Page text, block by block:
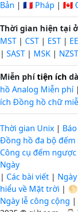
Bản | 🇫🇷 Pháp | 🇨🇦
Thời gian hiện tại
MST | CST | EST |
| SAST | MSK | NZST
Miễn phítiện ích
hồ Analog Miễn phí|
ích Đồng hồ chữ
Thời gian Unix |
Đồng hồ đa bộ đếm
Công cụ đếm ngược
Ngày
| Các bài viết |
hiểu về Mặt trời |
Ngày lễ công cộng |